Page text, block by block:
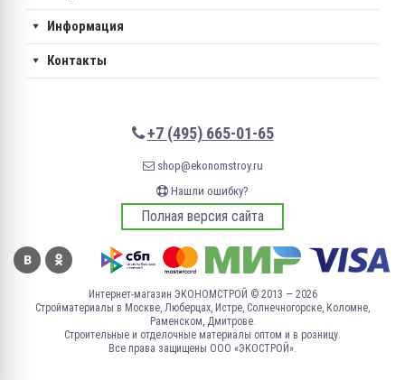
Информация
Контакты
+7 (495) 665-01-65
shop@ekonomstroy.ru
Нашли ошибку?
Полная версия сайта
Интернет-магазин ЭКОНОМСТРОЙ © 2013 — 2026
Стройматериалы в Москве, Люберцах, Истре, Солнечногорске, Коломне,
Раменском, Дмитрове.
Строительные и отделочные материалы оптом и в розницу.
Все права защищены ООО «ЭКОСТРОЙ».